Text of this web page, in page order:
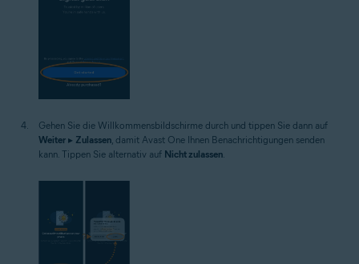
Gehen Sie die Willkommensbildschirme durch und tippen Sie dann auf
Weiter ▸ Zulassen, damit Avast One Ihnen Benachrichtigungen senden
kann. Tippen Sie alternativ auf Nicht zulassen.